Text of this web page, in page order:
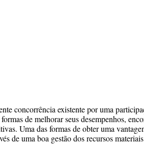
concorrência existente por uma
de melhorar seus desempenhos,
Uma das formas de obter uma
de uma boa gestão dos recursos